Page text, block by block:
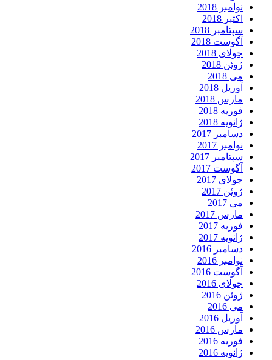
نوامبر 2018
اکتبر 2018
سپتامبر 2018
آگوست 2018
جولای 2018
ژوئن 2018
می 2018
آوریل 2018
مارس 2018
فوریه 2018
ژانویه 2018
دسامبر 2017
نوامبر 2017
سپتامبر 2017
آگوست 2017
جولای 2017
ژوئن 2017
می 2017
مارس 2017
فوریه 2017
ژانویه 2017
دسامبر 2016
نوامبر 2016
آگوست 2016
جولای 2016
ژوئن 2016
می 2016
آوریل 2016
مارس 2016
فوریه 2016
ژانویه 2016